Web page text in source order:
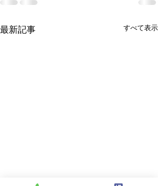
最新記事 すべて表示